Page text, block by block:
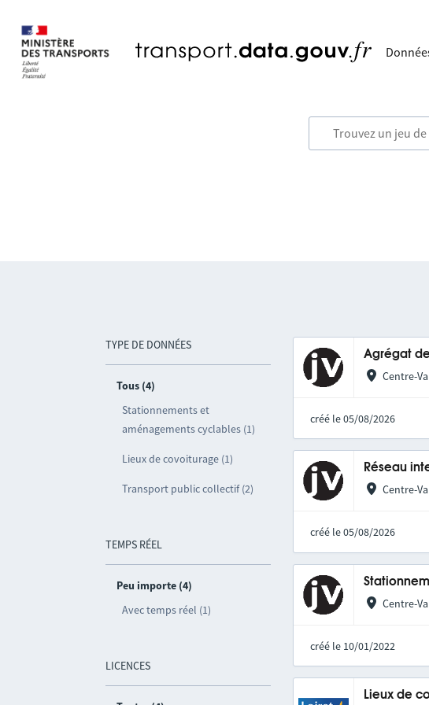
TYPE DE DONNÉES
Tous (4)
Stationnements et
aménagements cyclables (1)
Lieux de covoiturage (1)
Transport public collectif (2)
TEMPS RÉEL
Peu importe (4)
Avec temps réel (1)
LICENCES
Agrégat
Centre-
créé le 05/08/2026
Réseau
Centre-
créé le 05/08/2026
Centre-
créé le 10/01/2022
Lieux de